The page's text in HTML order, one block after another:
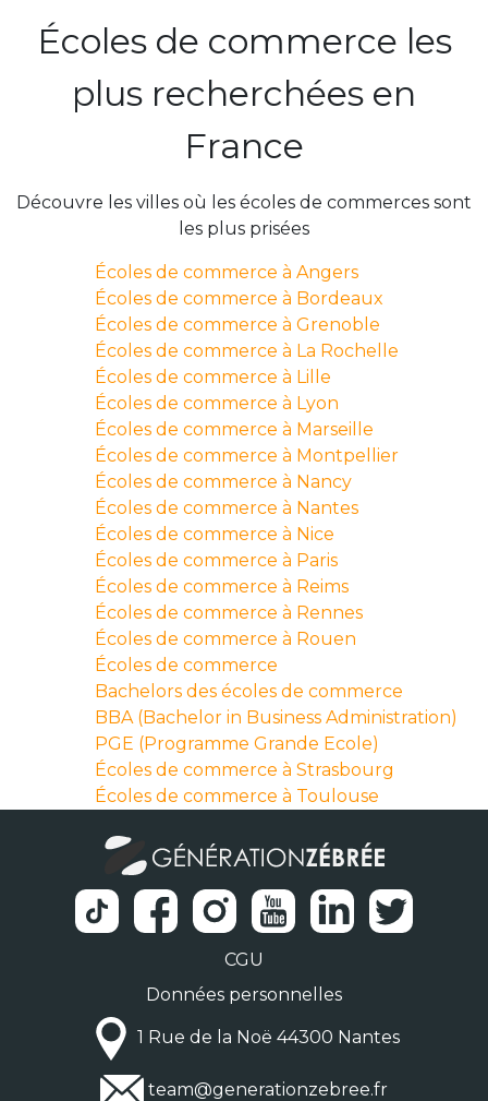
Écoles de commerce les
plus recherchées en
France
Découvre les villes où les écoles de commerces sont
les plus prisées
Écoles de commerce à Angers
Écoles de commerce à Bordeaux
Écoles de commerce à Grenoble
Écoles de commerce à La Rochelle
Écoles de commerce à Lille
Écoles de commerce à Lyon
Écoles de commerce à Marseille
Écoles de commerce à Montpellier
Écoles de commerce à Nancy
Écoles de commerce à Nantes
Écoles de commerce à Nice
Écoles de commerce à Paris
Écoles de commerce à Reims
Écoles de commerce à Rennes
Écoles de commerce à Rouen
Écoles de commerce
Bachelors des écoles de commerce
BBA (Bachelor in Business Administration)
PGE (Programme Grande Ecole)
Écoles de commerce à Strasbourg
Écoles de commerce à Toulouse
CGU
Données personnelles
1 Rue de la Noë 44300 Nantes
team@generationzebree.fr